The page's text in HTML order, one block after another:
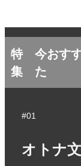
特
集
今おす
た
#01
オトナ